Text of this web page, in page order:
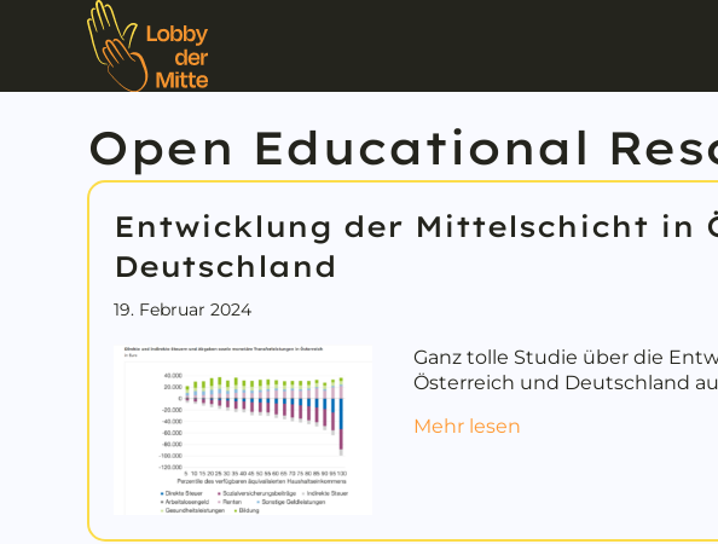
Open Educational
Entwicklung der Mittelschicht in
Deutschland
19. Februar 2024
Ganz tolle Studie über die
Österreich und Deutschland
Mehr lesen about